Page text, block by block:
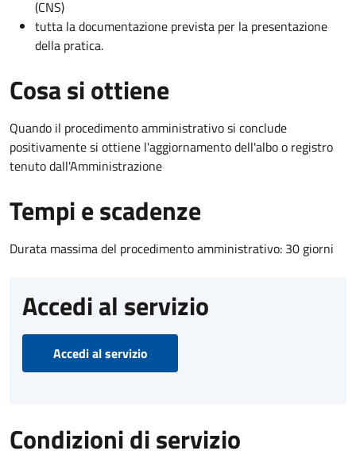
(CNS)
tutta la documentazione prevista per la presentazione
della pratica.
Cosa si ottiene
Quando il procedimento amministrativo si conclude
positivamente si ottiene l'aggiornamento dell'albo o registro
tenuto dall'Amministrazione
Tempi e scadenze
Durata massima del procedimento amministrativo: 30 giorni
Accedi al servizio
Accedi al servizio
Condizioni di servizio